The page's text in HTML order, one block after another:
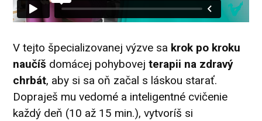
V tejto špecializovanej výzve sa krok po kroku
naučíš domácej pohybovejterapii na zdravý
chrbát, aby si sa oň začal s láskou starať.
Dopraješ mu vedomé a inteligentné cvičenie
každý deň (10 až 15 min.), vytvoríš si